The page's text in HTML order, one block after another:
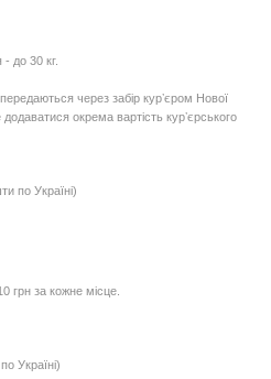
до 30 кг.
через забір курʼєром Нової
окрема вартість курʼєрського
по Україні)
грн за кожне місце.
Україні)